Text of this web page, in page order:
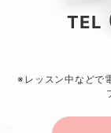
TEL
※レッスン中などで